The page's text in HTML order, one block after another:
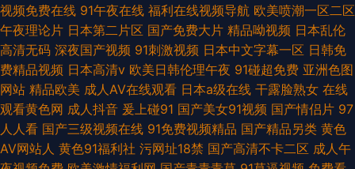
视频免费在线 91午夜在线 福利在线视频导航 欧美喷潮一区二区
午夜理论片 日本第二片区 国产免费大片 精品呦视频 日本乱伦
高清无码 深夜国产视频 91刺激视频 日本中文字幕一区 日韩免
费精品视频 日本高清v 欧美日韩伦理午夜 91碰超免费 亚洲色图
网站 精品欧美 成人AV在线观看 日本a级在线 干露脸熟女 在线
观看黄色网 成人抖音 爰上碰91 国产美女91视频 国产情侣片 97
人人看 国产三级视频在线 91免费视频精品 国产精品另类 黄色
AV网站人 黄色91福利社 污网址18禁 国产高清不卡二区 成人午